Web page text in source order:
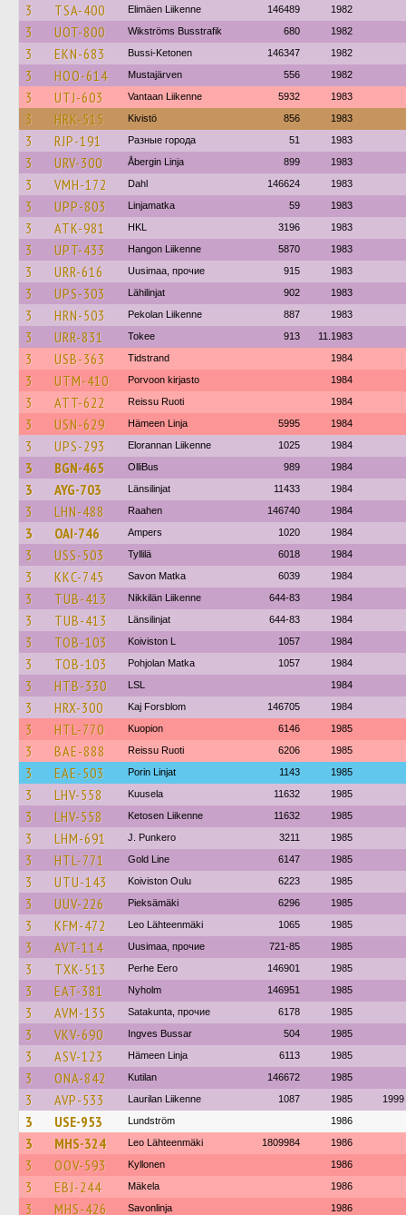
3 TSA-400 Elimäen Liikenne 146489 1982
3 UOT-800 Wikströms Busstrafik 680 1982
3 EKN-683 Bussi-Ketonen 146347 1982
3 HOO-614 Mustajärven 556 1982
3 UTJ-603 Vantaan Liikenne 5932 1983
3 HRK-515 Kivistö 856 1983
3 RJP-191 Разные города 51 1983
3 URV-300 Åbergin Linja 899 1983
3 VMH-172 Dahl 146624 1983
3 UPP-803 Linjamatka 59 1983
3 ATK-981 HKL 3196 1983
3 UPT-433 Hangon Liikenne 5870 1983
3 URR-616 Uusimaa, прочие 915 1983
3 UPS-303 Lähilinjat 902 1983
3 HRN-503 Pekolan Liikenne 887 1983
3 URR-831 Tokee 913 11.1983
3 USB-363 Tidstrand 1984
3 UTM-410 Porvoon kirjasto 1984
3 ATT-622 Reissu Ruoti 1984
3 USN-629 Hämeen Linja 5995 1984
3 UPS-293 Elorannan Liikenne 1025 1984
3 BGN-465 OlliBus 989 1984
3 AYG-703 Länsilinjat 11433 1984
3 LHN-488 Raahen 146740 1984
3 OAI-746 Ampers 1020 1984
3 USS-503 Tyllilä 6018 1984
3 KKC-745 Savon Matka 6039 1984
3 TUB-413 Nikkilän Liikenne 644-83 1984
3 TUB-413 Länsilinjat 644-83 1984
3 TOB-103 Koiviston L 1057 1984
3 TOB-103 Pohjolan Matka 1057 1984
3 HTB-330 LSL 1984
3 HRX-300 Kaj Forsblom 146705 1984
3 HTL-770 Kuopion 6146 1985
3 BAE-888 Reissu Ruoti 6206 1985
3 EAE-503 Porin Linjat 1143 1985
3 LHV-558 Kuusela 11632 1985
3 LHV-558 Ketosen Liikenne 11632 1985
3 LHM-691 J. Punkero 3211 1985
3 HTL-771 Gold Line 6147 1985
3 UTU-143 Koiviston Oulu 6223 1985
3 UUV-226 Pieksämäki 6296 1985
3 KFM-472 Leo Lähteenmäki 1065 1985
3 AVT-114 Uusimaa, прочие 721-85 1985
3 TXK-513 Perhe Eero 146901 1985
3 EAT-381 Nyholm 146951 1985
3 AVM-135 Satakunta, прочие 6178 1985
3 VKV-690 Ingves Bussar 504 1985
3 ASV-123 Hämeen Linja 6113 1985
3 ONA-842 Kutilan 146672 1985
3 AVP-533 Laurilan Liikenne 1087 1985 1999
3 USE-953 Lundström 1986
3 MHS-324 Leo Lähteenmäki 1809984 1986
3 OOV-593 Kyllonen 1986
3 EBJ-244 Mäkela 1986
3 MHS-426 Savonlinja 1986